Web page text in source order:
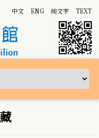
中文 ENG 純文字 TEXT